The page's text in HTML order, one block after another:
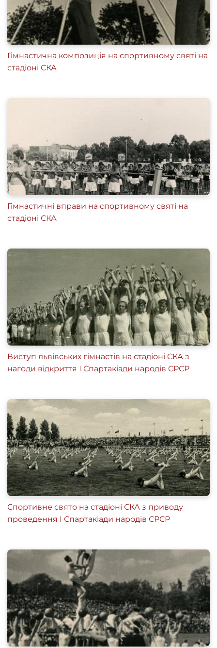
Гімнастична композиція на спортивному святі на
стадіоні СКА
Гімнастичні вправи на спортивному святі на
стадіоні СКА
Виступ львівських гімнастів на стадіоні СКА з
нагоди відкриття І Спартакіади народів СРСР
Спортивне свято на стадіоні СКА з приводу
проведення І Спартакіади народів СРСР